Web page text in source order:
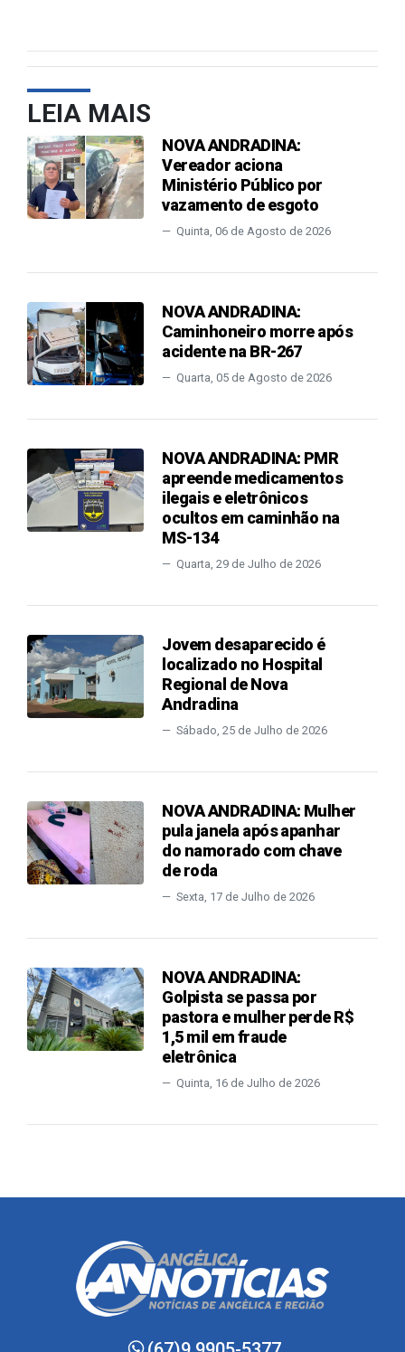
LEIA MAIS
NOVA ANDRADINA:
Vereador aciona
Ministério Público por
vazamento de esgoto
Quinta, 06 de Agosto de 2026
NOVA ANDRADINA:
Caminhoneiro morre após
acidente na BR-267
Quarta, 05 de Agosto de 2026
NOVA ANDRADINA: PMR
apreende medicamentos
ilegais e eletrônicos
ocultos em caminhão na
MS-134
Quarta, 29 de Julho de 2026
Jovem desaparecido é
localizado no Hospital
Regional de Nova
Andradina
Sábado, 25 de Julho de 2026
NOVA ANDRADINA: Mulher
pula janela após apanhar
do namorado com chave
de roda
Sexta, 17 de Julho de 2026
NOVA ANDRADINA:
Golpista se passa por
pastora e mulher perde R$
1,5 mil em fraude
eletrônica
Quinta, 16 de Julho de 2026